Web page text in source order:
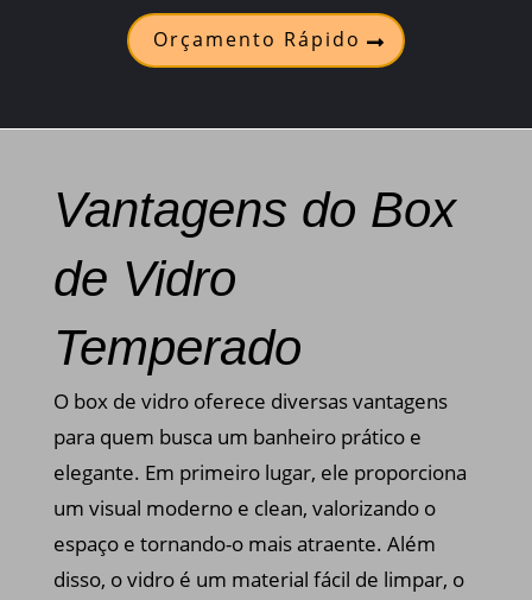
Orçamento Rápido
Vantagens do Box
de Vidro
Temperado
O box de vidro oferece diversas vantagens
para quem busca um banheiro prático e
elegante. Em primeiro lugar, ele proporciona
um visual moderno e clean, valorizando o
espaço e tornando-o mais atraente. Além
disso, o vidro é um material fácil de limpar, o